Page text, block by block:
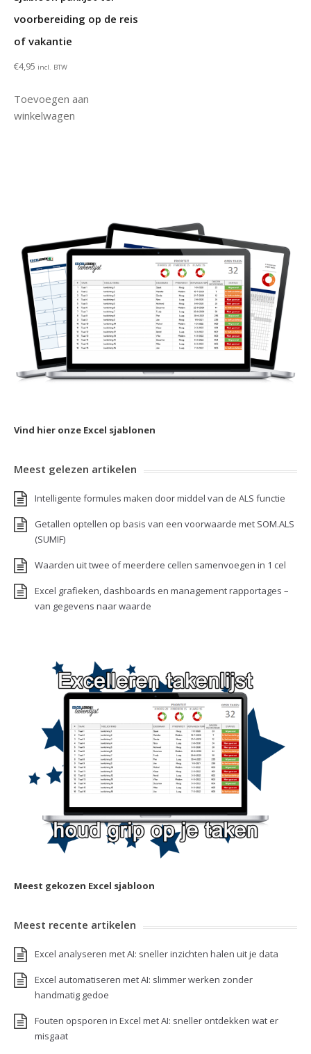
voorbereiding op de reis
of vakantie
€4,95 incl. BTW
Toevoegen aan
winkelwagen
Vind hier onze Excel sjablonen
Meest gelezen artikelen
Intelligente formules maken door middel van de ALS functie
Getallen optellen op basis van een voorwaarde met SOM.ALS
(SUMIF)
Waarden uit twee of meerdere cellen samenvoegen in 1 cel
Excel grafieken, dashboards en management rapportages –
van gegevens naar waarde
Meest gekozen Excel sjabloon
Meest recente artikelen
Excel analyseren met AI: sneller inzichten halen uit je data
Excel automatiseren met AI: slimmer werken zonder
handmatig gedoe
Fouten opsporen in Excel met AI: sneller ontdekken wat er
misgaat